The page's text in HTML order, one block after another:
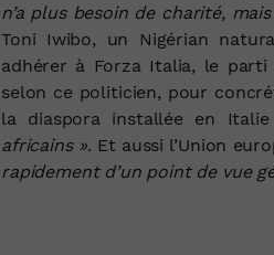
n’a plus besoin de charité,
Toni Iwibo, un Nigérian
adhérer à Forza Italia, le
selon ce politicien, pour
la diaspora installée en
africains ». Et aussi l’Union
rapidement d’un point de vue